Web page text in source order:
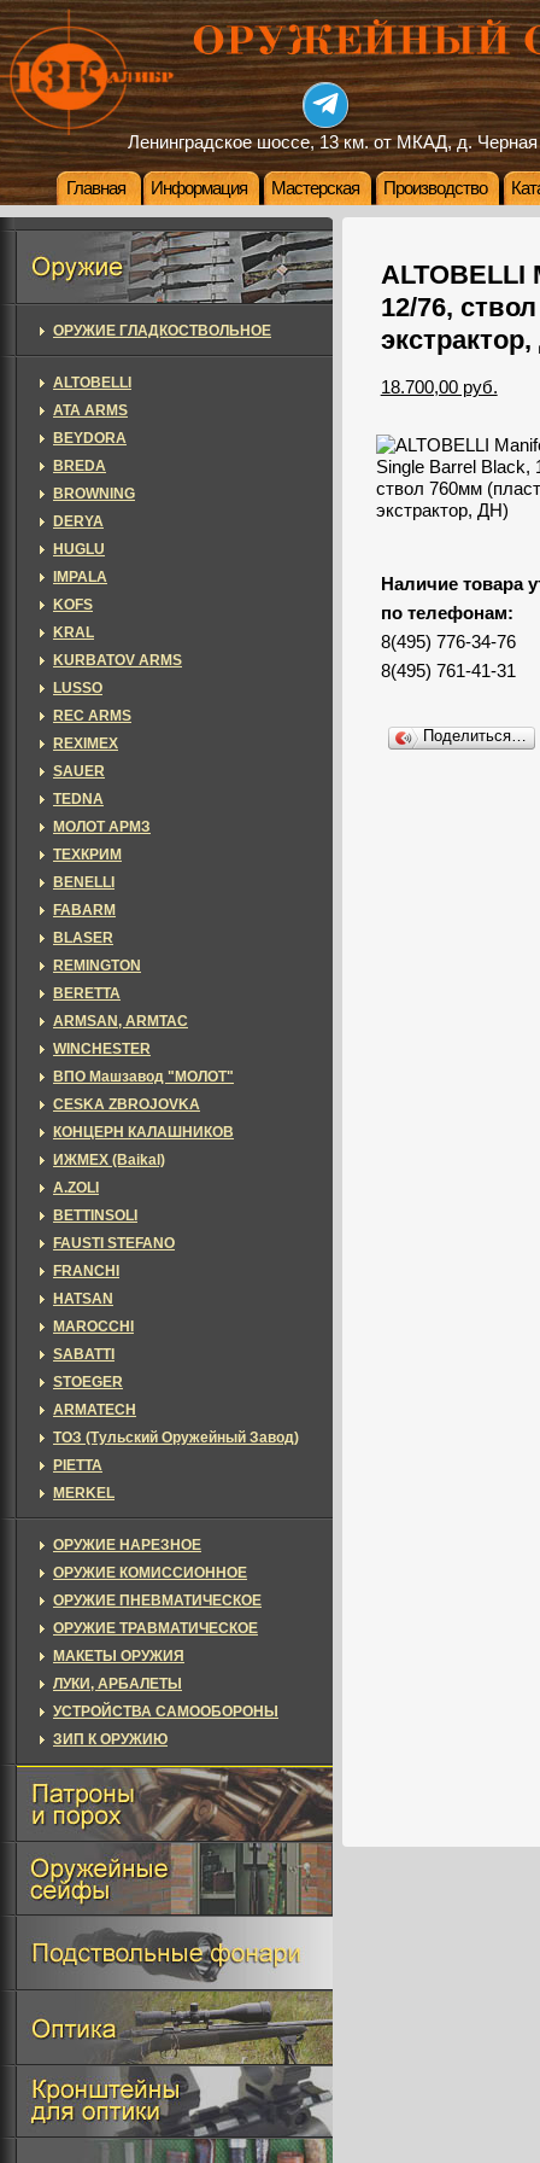
Ленинградское шоссе, 13 км. от МКАД, д. Черная
Главная Информация Мастерская Производство
ALTOBELLI
12/76,
18.700,00 руб.
Наличие товара
по телефонам:
8(495) 776-34-76
8(495) 761-41-31
Поделиться…
ОРУЖИЕ ГЛАДКОСТВОЛЬНОЕ
ALTOBELLI
ATA ARMS
BEYDORA
BREDA
BROWNING
DERYA
HUGLU
IMPALA
KOFS
KRAL
KURBATOV ARMS
LUSSO
REC ARMS
REXIMEX
SAUER
TEDNA
МОЛОТ АРМЗ
ТЕХКРИМ
BENELLI
FABARM
BLASER
REMINGTON
BERETTA
ARMSAN, ARMTAC
WINCHESTER
ВПО Машзавод "МОЛОТ"
CESKA ZBROJOVKA
КОНЦЕРН КАЛАШНИКОВ
ИЖМЕХ (Baikal)
A.ZOLI
BETTINSOLI
FAUSTI STEFANO
FRANCHI
HATSAN
MAROCCHI
SABATTI
STOEGER
ARMATECH
ТОЗ (Тульский Оружейный Завод)
PIETTA
MERKEL
ОРУЖИЕ НАРЕЗНОЕ
ОРУЖИЕ КОМИССИОННОЕ
ОРУЖИЕ ПНЕВМАТИЧЕСКОЕ
ОРУЖИЕ ТРАВМАТИЧЕСКОЕ
МАКЕТЫ ОРУЖИЯ
ЛУКИ, АРБАЛЕТЫ
УСТРОЙСТВА САМООБОРОНЫ
ЗИП К ОРУЖИЮ